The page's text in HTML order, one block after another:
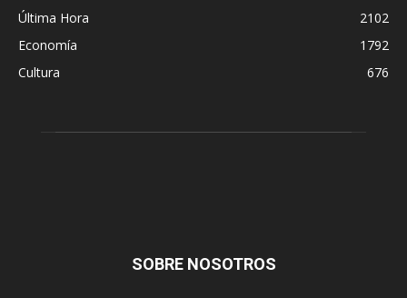
Última Hora
2102
Economía
1792
Cultura
676
SOBRE NOSOTROS